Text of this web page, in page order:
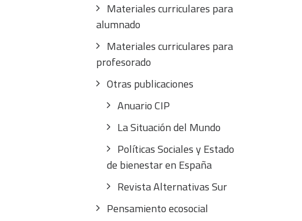
Materiales curriculares para
alumnado
Materiales curriculares para
profesorado
Otras publicaciones
Anuario CIP
La Situación del Mundo
Políticas Sociales y Estado
de bienestar en España
Revista Alternativas Sur
Pensamiento ecosocial